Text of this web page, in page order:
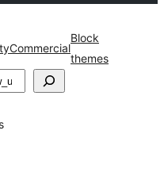
Commercial
Block
themes